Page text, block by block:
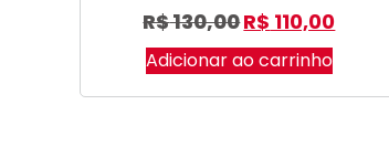
R$130,00R$ 110,00
Adicionar ao carrinho